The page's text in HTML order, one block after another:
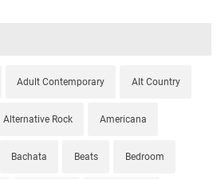
Adult Contemporary Alt Country
Alternative Rock Americana
Bachata Beats Bedroom